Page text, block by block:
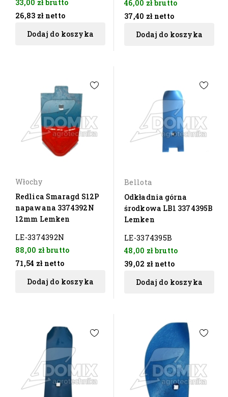
33,00 złbrutto
26,83 zł netto
Dodaj do koszyka
46,00 złbrutto
37,40 zł netto
Dodaj do koszyka
Włochy
Redlica Smaragd S12P
napawana 3374392N
12mm Lemken
LE-3374392N
88,00 złbrutto
71,54 zł netto
Dodaj do koszyka
Bellota
Odkładnia górna
środkowa LB1 3374395B
Lemken
LE-3374395B
48,00 złbrutto
39,02 zł netto
Dodaj do koszyka